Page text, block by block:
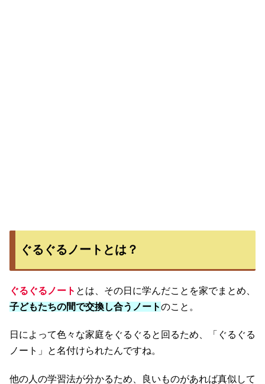
ぐるぐるノートとは？
ぐるぐるノート とは、その日に学んだことを家でまとめ、
子どもたちの間で交換し合うノートのこと。
日によって色々な家庭をぐるぐると回るため、「ぐるぐる
ノート」と名付けられたんですね。
他の人の学習法が分かるため、良いものがあれば真似して